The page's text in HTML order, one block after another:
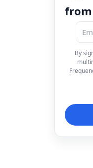
from
By